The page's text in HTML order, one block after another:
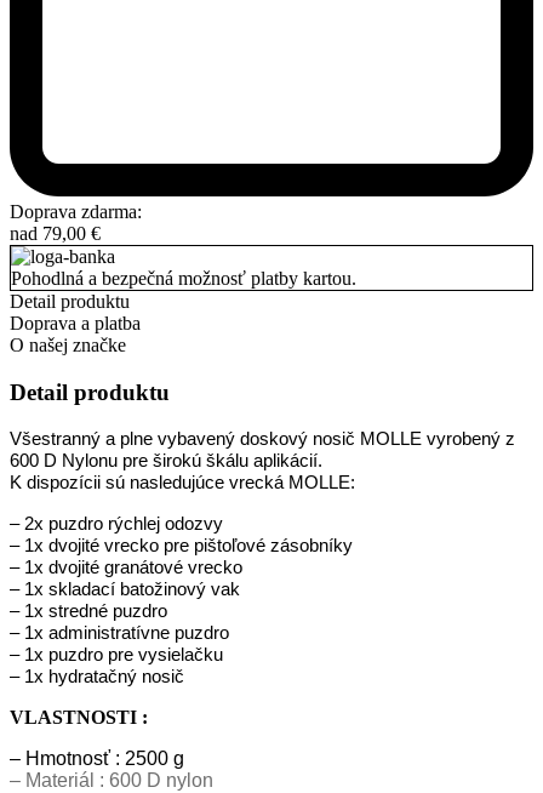
Doprava zdarma:
nad 79,00 €
Pohodlná a bezpečná možnosť platby kartou.
Detail produktu
Doprava a platba
O našej značke
Detail produktu
Všestranný a plne vybavený doskový nosič MOLLE vyrobený z
600 D Nylonu pre širokú škálu aplikácií.
K dispozícii sú nasledujúce vrecká MOLLE:
– 2x puzdro rýchlej odozvy
– 1x dvojité vrecko pre pištoľové zásobníky
– 1x dvojité granátové vrecko
– 1x skladací batožinový vak
– 1x stredné puzdro
– 1x administratívne puzdro
– 1x puzdro pre vysielačku
– 1x hydratačný nosič
VLASTNOSTI :
– Hmotnosť : 2500 g
– Materiál : 600 D nylon